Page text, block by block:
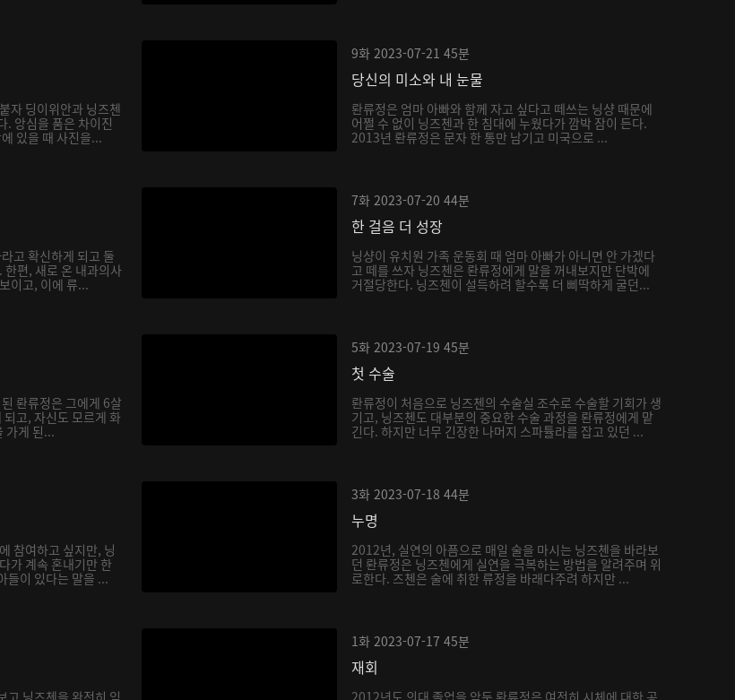
자 딩이위안과 닝즈첸
. 앙심을 품은 차이진
있을 때 사진을...
9화 2023-07-21 45분
당신의 미소와 내 눈물
롼류정은 엄마 아빠와 함께 자고 싶다고 떼쓰는 닝샹 때문에
어쩔 수 없이 닝즈첸과 한 침대에 누웠다가 깜박 잠이 든다.
2013년 롼류정은 문자 한 통만 남기고 미국으로 ...
고 확신하게 되고 둘
한편, 새로 온 내과의사
이고, 이에 류...
7화 2023-07-20 44분
한 걸음 더 성장
닝샹이 유치원 가족 운동회 때 엄마 아빠가 아니면 안 가겠다
고 떼를 쓰자 닝즈첸은 롼류정에게 말을 꺼내보지만 단박에
거절당한다. 닝즈첸이 설득하려 할수록 더 삐딱하게 굴던...
롼류정은 그에게 6살
고, 자신도 모르게 화
가게 된...
5화 2023-07-19 45분
첫 수술
롼류정이 처음으로 닝즈첸의 수술실 조수로 수술할 기회가 생
기고, 닝즈첸도 대부분의 중요한 수술 과정을 롼류정에게 맡
긴다. 하지만 너무 긴장한 나머지 스파튤라를 잡고 있던 ...
참여하고 싶지만, 닝
가 계속 혼내기만 한
들이 있다는 말을 ...
3화 2023-07-18 44분
누명
2012년, 실연의 아픔으로 매일 술을 마시는 닝즈첸을 바라보
던 롼류정은 닝즈첸에게 실연을 극복하는 방법을 알려주며 위
로한다. 즈첸은 술에 취한 류정을 바래다주려 하지만 ...
고 닝즈첸을 완전히 잊
1화 2023-07-17 45분
재회
2012년도 의대 졸업을 앞둔 롼류정은 여전히 시체에 대한 공